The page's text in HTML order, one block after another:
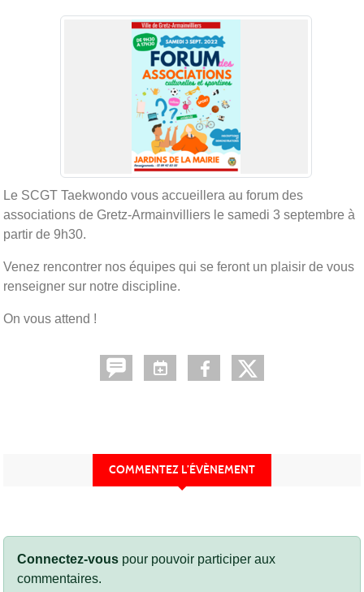
Le SCGT Taekwondo vous accueillera au forum des
associations de Gretz-Armainvilliers le samedi 3 septembre à
partir de 9h30.
Venez rencontrer nos équipes qui se feront un plaisir de vous
renseigner sur notre discipline.
On vous attend !
COMMENTEZ L’ÉVÈNEMENT
Connectez-vous pour pouvoir participer aux
commentaires.